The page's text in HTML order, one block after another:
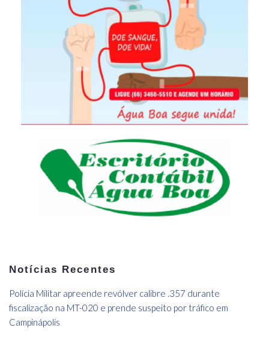
Notícias Recentes
Polícia Militar apreende revólver calibre .357 durante
fiscalização na MT-020 e prende suspeito por tráfico em
Campinápolis